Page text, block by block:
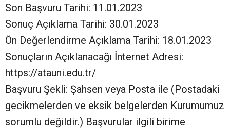
Son Başvuru Tarihi: 11.01.2023
Sonuç Açıklama Tarihi: 30.01.2023
Ön Değerlendirme Açıklama Tarihi: 18.01.2023
Sonuçların Açıklanacağı İnternet Adresi:
https://atauni.edu.tr/
Başvuru Şekli: Şahsen veya Posta ile (Postadaki
gecikmelerden ve eksik belgelerden Kurumumuz
sorumlu değildir.) Başvurular ilgili birime